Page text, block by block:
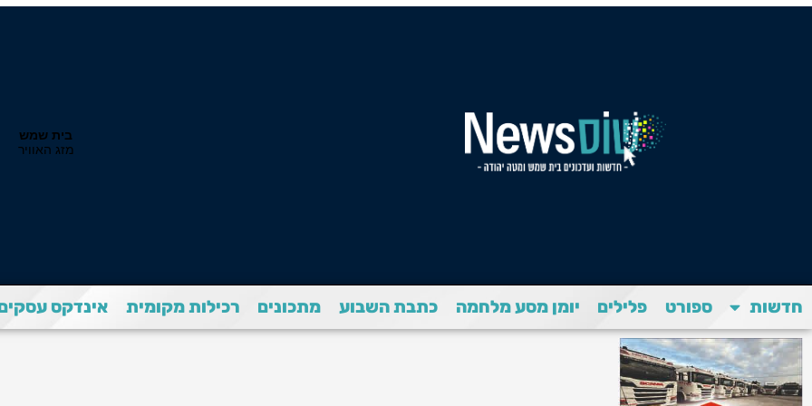
חדשות ספורט פלילים יומן מסע מלחמה כתבת השבוע מתכונים רכילות מקומית אינדקס